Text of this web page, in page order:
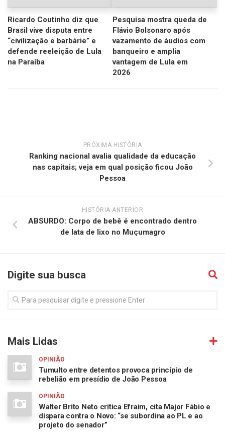
Ricardo Coutinho diz que
Brasil vive disputa entre
“civilização e barbárie” e
defende reeleição de Lula
na Paraíba
Pesquisa mostra queda de
Flávio Bolsonaro após
vazamento de áudios com
banqueiro e amplia
vantagem de Lula em
2026
PRÓXIMA HISTÓRIA
Ranking nacional avalia qualidade da educação
nas capitais; veja em qual posição ficou João
Pessoa
HISTÓRIA ANTERIOR
ABSURDO: Corpo de bebê é encontrado dentro
de lata de lixo no Muçumagro
Digite sua busca
Mais Lidas
OPINIÃO
Tumulto entre detentos provoca princípio de
rebelião em presídio de João Pessoa
OPINIÃO
Walter Brito Neto critica Efraim, cita Major Fábio e
dispara contra o Novo: “se subordina ao PL e ao
projeto do senador”